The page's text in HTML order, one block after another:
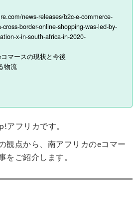
news-releases/b2c-e-commerce-
border-online-shopping-was-led-by-
x-in-south-africa-in-2020-
マースの現状と今後
物流
アフリカです。
観点から、南アフリカのeコマー
をご紹介します。